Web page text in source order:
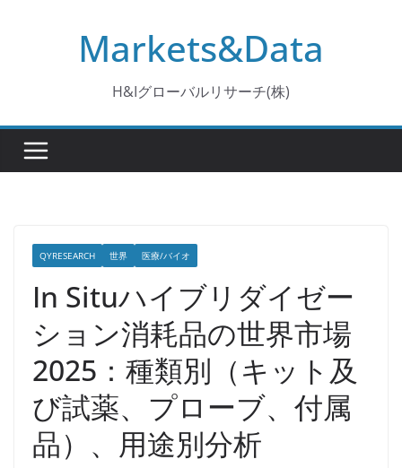
Markets&Data
H&Iグローバルリサーチ(株)
QYRESEARCH 世界 医療/バイオ
In Situハイブリダイゼー
ション消耗品の世界市場
2025：種類別（キット及
び試薬、プローブ、付属
品）、用途別分析